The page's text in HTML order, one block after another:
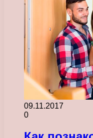
09.11.2017
0